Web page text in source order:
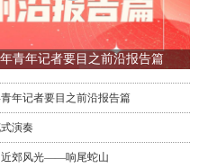
年青年记者要目之前沿报告篇
青年记者要目之前沿报告篇
演奏
近郊风光——响尾蛇山